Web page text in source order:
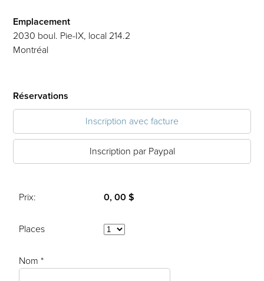
Emplacement
2030 boul. Pie-IX, local 214.2
Montréal
Réservations
Inscription avec facture
Inscription par Paypal
Prix: 0, 00 $
Places
Nom *